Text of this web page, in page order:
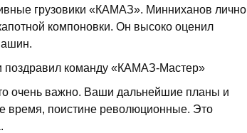
грузовики «КАМАЗ». Минниханов лично
компоновки. Он высоко оценил
очень важно. Ваши дальнейшие планы и
время, поистине революционные. Это